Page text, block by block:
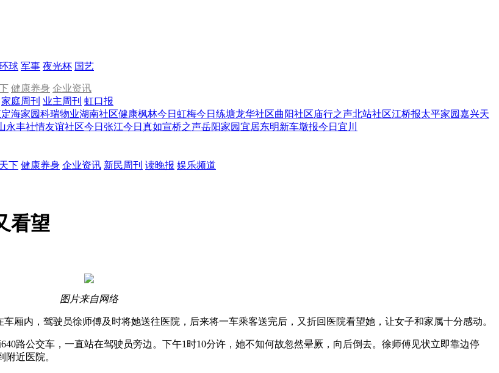
球 军事 夜光杯 国艺
健康养身 企业资讯
家庭周刊 业主周刊 虹口报
定海家园科瑞物业湖南社区健康枫林今日虹梅今日练塘龙华社区曲阳社区庙行之声北站社区江桥报太平家园嘉兴天
永丰社情友谊社区今日张江今日真如宣桥之声岳阳家园宜居东明新车墩报今日宜川
下 健康养身 企业资讯 新民周刊 读晚报 娱乐频道
看望
图片来自网络
内，驾驶员徐师傅及时将她送往医院，后来将一车乘客送完后，又折回医院看望她，让女子和家属十分感动。
公交车，一直站在驾驶员旁边。下午1时10分许，她不知何故忽然晕厥，向后倒去。徐师傅见状立即靠边停
近医院。